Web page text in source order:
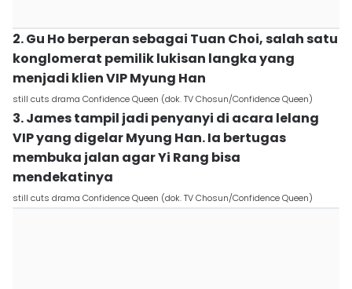
2. Gu Ho berperan sebagai Tuan Choi, salah satu
konglomerat pemilik lukisan langka yang
menjadi klien VIP Myung Han
still cuts drama Confidence Queen (dok. TV Chosun/Confidence Queen)
3. James tampil jadi penyanyi di acara lelang
VIP yang digelar Myung Han. Ia bertugas
membuka jalan agar Yi Rang bisa
mendekatinya
still cuts drama Confidence Queen (dok. TV Chosun/Confidence Queen)